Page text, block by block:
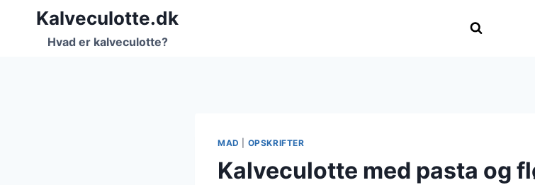
FortsætKalveculotte.dk
Hvad er kalveculotte?
MAD OPSKRIFTER
Kalveculotte med pasta og